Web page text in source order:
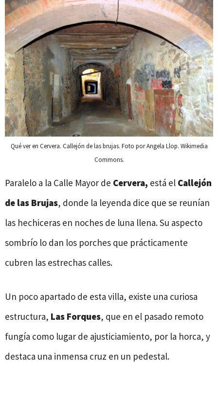
Qué ver en Cervera. Callejón de las brujas. Foto por Angela Llop. Wikimedia
Commons.
Paralelo a la Calle Mayor de Cervera, está el Callejón
de las Brujas, donde la leyenda dice que se reunían
las hechiceras en noches de luna llena. Su aspecto
sombrío lo dan los porches que prácticamente
cubren las estrechas calles.
Un poco apartado de esta villa, existe una curiosa
estructura, Las Forques, que en el pasado remoto
fungía como lugar de ajusticiamiento, por la horca, y
destaca una inmensa cruz en un pedestal.